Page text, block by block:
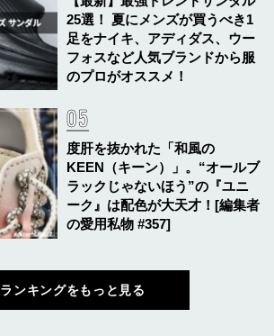
25選！ 夏にメンズが買うべき1
足をナイキ、アディダス、ウー
フォスなど人気ブランドから服
のプロがオススメ！
度肝を抜かれた「和風の
KEEN（キーン）」。“オールブ
ラックじゃないほう”の『ユニ
ーク』は配色が大天才！[編集者
の愛用私物 #357]
ランキングをもっと見る